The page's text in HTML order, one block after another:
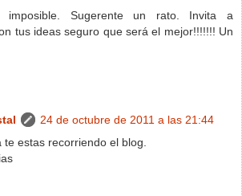
imposible. Sugerente un rato. Invita a
tus ideas seguro que será el mejor!!!!!!! Un
24 de octubre de 2011 a las 21:44
te estas recorriendo el blog.